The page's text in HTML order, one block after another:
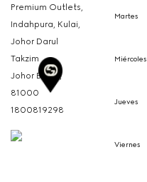
Premium Outlets,
Indahpura, Kulai,
Johor Darul
Takzim
Johor Bahru,
81000
1800819298
Martes
Miércoles
Jueves
Viernes